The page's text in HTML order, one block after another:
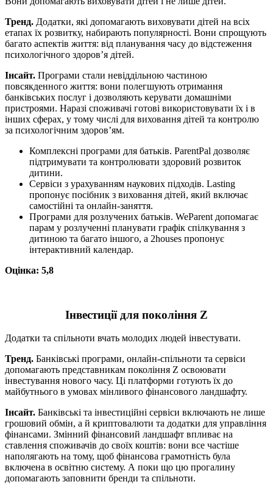
Тренд. Додатки, які допомагають виховувати дітей на всіх
етапах їх розвитку, набирають популярності. Вони спрощують
багато аспектів життя: від планування часу до відстеження
психологічного здоров’я дітей.
Інсайт. Програми стали невіддільною частиною
повсякденного життя: вони полегшують отримання
банківських послуг і дозволяють керувати домашніми
пристроями. Наразі споживачі готові використовувати їх і в
інших сферах, у тому числі для виховання дітей та контролю
за психологічним здоров’ям.
Комплексні програми для батьків. ParentPal дозволяє
підтримувати та контролювати здоровий розвиток
дитини.
Сервіси з урахуванням наукових підходів. Lasting
пропонує посібник з виховання дітей, який включає
самостійні та онлайн-заняття.
Програми для розлучених батьків. WeParent допомагає
парам у розлученні планувати графік спілкування з
дитиною та багато іншого, а 2houses пропонує
інтерактивний календар.
Оцінка: 5,8
Інвестиції для покоління Z
Додатки та спільноти вчать молодих людей інвестувати.
Тренд. Банківські програми, онлайн-спільноти та сервіси
допомагають представникам покоління Z освоювати
інвестування нового часу. Ці платформи готують їх до
майбутнього в умовах мінливого фінансового ландшафту.
Інсайт. Банківські та інвестиційні сервіси включають не лише
грошовий обмін, а й криптовалюти та додатки для управління
фінансами. Змінний фінансовий ландшафт впливає на
ставлення споживачів до своїх коштів: вони все частіше
наполягають на тому, щоб фінансова грамотність була
включена в освітню систему. А поки що цю прогалину
допомагають заповнити бренди та спільноти.